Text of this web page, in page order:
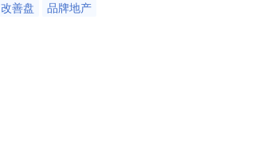
改善盘 品牌地产